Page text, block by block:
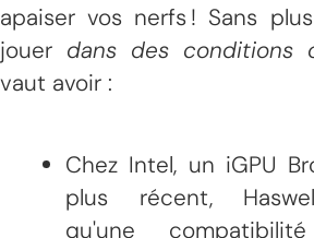
apaiser vos nerfs ! Sans
jouer dans des conditions
vaut avoir :
Chez Intel, un iGPU
plus récent,
qu'une